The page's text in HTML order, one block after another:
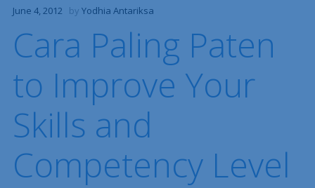
June 4, 2012 by Yodhia Antariksa
Cara Paling Paten
to Improve Your
Skills and
Competency Level